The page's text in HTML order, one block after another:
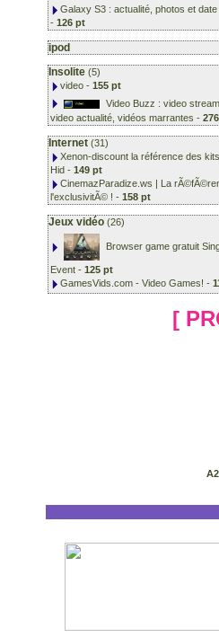
Galaxy S3 : actualité, photos et
- 126 pt
ipod
Insolite (5)
video - 155 pt
Video Buzz : video
video actualité, vidéos marrantes -
Internet (31)
Xenon-discount la référence des
Hid - 149 pt
CinemazParadize.ws | La
l'exclusivitÃ© ! - 158 pt
Jeux vidéo (26)
Browser game gratuit
Event - 125 pt
GamesVids.com - Video Games! -
[